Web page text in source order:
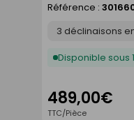
Référence :
Disponible sous
489,00€
TTC/Pièce